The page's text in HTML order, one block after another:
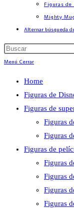
Figuras de
Mighty
Alternar búsqueda
Menú Cerrar
Home
Figuras de
Figuras de
Figuras
Figuras
Figuras de
Figuras
Figuras
Figuras
Figuras